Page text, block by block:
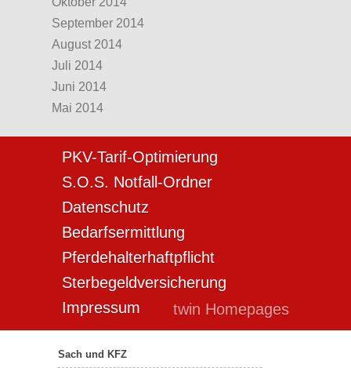
September 2014
August 2014
Juli 2014
Juni 2014
Mai 2014
PKV-Tarif-Optimierung
S.O.S. Notfall-Ordner
Datenschutz
Bedarfsermittlung
Pferdehalterhaftpflicht
Sterbegeldversicherung
Impressum
twin Homepages
Sach und KFZ